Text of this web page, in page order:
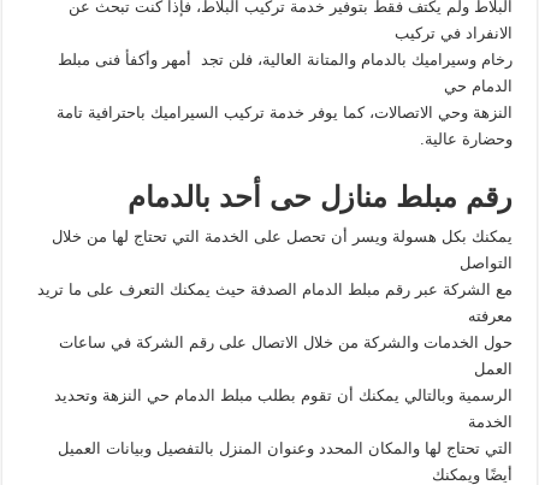
البلاط ولم يكتف فقط بتوفير خدمة تركيب البلاط، فإذا كنت تبحث عن
الانفراد في تركيب
رخام وسيراميك بالدمام والمتانة العالية، فلن تجد أمهر وأكفأ فنى مبلط
الدمام حي
النزهة وحي الاتصالات، كما يوفر خدمة تركيب السيراميك باحترافية تامة
وحضارة عالية.
رقم مبلط منازل حى أحد بالدمام
يمكنك بكل هسولة ويسر أن تحصل على الخدمة التي تحتاج لها من خلال
التواصل
مع الشركة عبر رقم مبلط الدمام الصدفة حيث يمكنك التعرف على ما تريد
معرفته
حول الخدمات والشركة من خلال الاتصال على رقم الشركة في ساعات
العمل
الرسمية وبالتالي يمكنك أن تقوم بطلب مبلط الدمام حي النزهة وتحديد
الخدمة
التي تحتاج لها والمكان المحدد وعنوان المنزل بالتفصيل وبيانات العميل
أيضًا ويمكنك